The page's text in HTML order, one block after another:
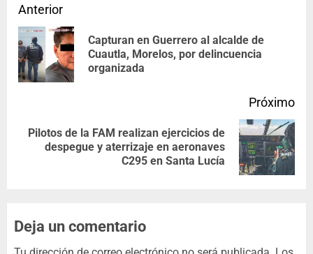
Anterior
Capturan en Guerrero al alcalde de
Cuautla, Morelos, por delincuencia
organizada
Próximo
Pilotos de la FAM realizan ejercicios de
despegue y aterrizaje en aeronaves
C295 en Santa Lucía
Deja un comentario